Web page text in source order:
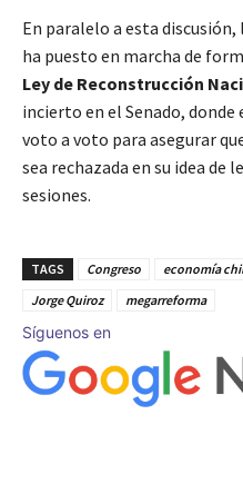
En paralelo a esta discusión,
ha puesto en marcha de
Ley de Reconstrucción
incierto en el Senado,
voto a voto para asegurar
sea rechazada en su idea
sesiones.
TAGS Congreso economía
Jorge Quiroz
megarreforma
Síguenos en